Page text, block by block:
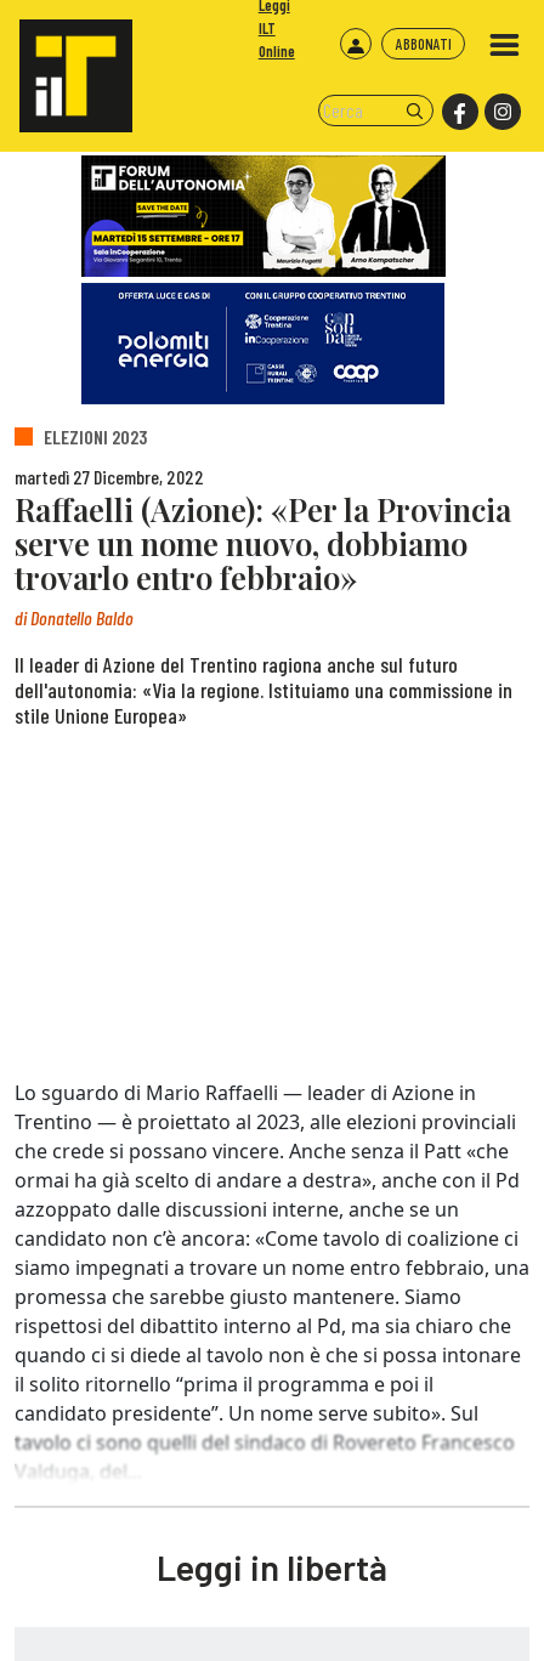
ABBONATI
Leggi
ILT
Online
ELEZIONI 2023
martedì 27 Dicembre, 2022
Raffaelli (Azione): «Per la Provincia
serve un nome nuovo, dobbiamo
trovarlo entro febbraio»
diDonatello Baldo
Il leader di Azione del Trentino ragiona anche sul futuro
dell'autonomia: «Via la regione. Istituiamo una commissione in
stile Unione Europea»
Lo sguardo di Mario Raffaelli — leader di Azione in
Trentino — è proiettato al 2023, alle elezioni provinciali
che crede si possano vincere. Anche senza il Patt «che
ormai ha già scelto di andare a destra», anche con il Pd
azzoppato dalle discussioni interne, anche se un
candidato non c’è ancora: «Come tavolo di coalizione ci
siamo impegnati a trovare un nome entro febbraio, una
promessa che sarebbe giusto mantenere. Siamo
rispettosi del dibattito interno al Pd, ma sia chiaro che
quando ci si diede al tavolo non è che si possa intonare
il solito ritornello “prima il programma e poi il
candidato presidente”. Un nome serve subito». Sul
tavolo ci sono quelli del sindaco di Rovereto Francesco
Valduga, del...
Leggi in libertà